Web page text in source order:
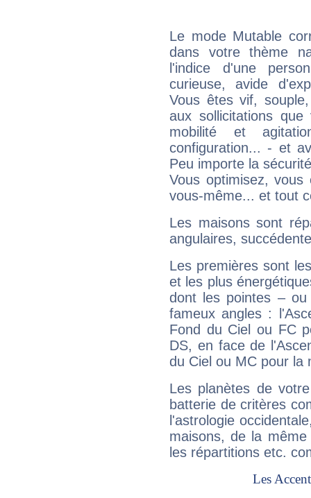
Le mode Mutable
dans votre thème
l'indice d'une
curieuse, avide
Vous êtes vif,
aux sollicitations
mobilité et
configuration... - et
Peu importe la
Vous optimisez, vous
vous-même... et tout
Les maisons sont
angulaires,
Les premières sont
et les plus
dont les pointes –
fameux angles :
Fond du Ciel ou FC
DS, en face de
du Ciel ou MC pour la
Les planètes de
batterie de critères
l'astrologie
maisons, de la
les répartitions etc.